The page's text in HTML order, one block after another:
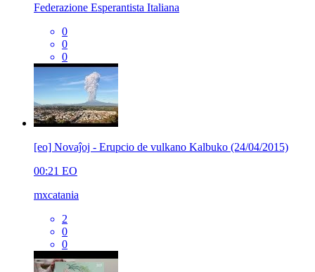
Federazione Esperantista Italiana
0
0
0
[eo] Novaĵoj - Erupcio de vulkano Kalbuko (24/04/2015)
00:21 EO
mxcatania
2
0
0